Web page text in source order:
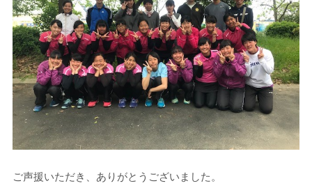
ご声援いただき、ありがとうございました。